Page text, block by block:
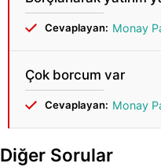
Cevaplayan: Monay
Çok borcum var
Cevaplayan: Monay
Diğer Sorular